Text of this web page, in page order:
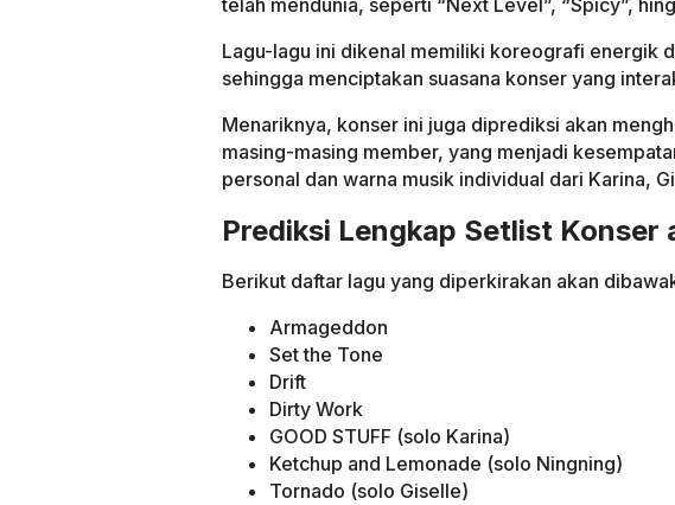
telah mendunia, seperti “Next Level”, “Spicy”,
Lagu-lagu ini dikenal memiliki koreografi energik
sehingga menciptakan suasana konser yang
Menariknya, konser ini juga diprediksi akan
masing-masing member, yang menjadi
personal dan warna musik individual dari Karina,
Prediksi Lengkap Setlist Konser
Berikut daftar lagu yang diperkirakan akan
Armageddon
Set the Tone
Drift
Dirty Work
GOOD STUFF (solo Karina)
Ketchup and Lemonade (solo Ningning)
Tornado (solo Giselle)